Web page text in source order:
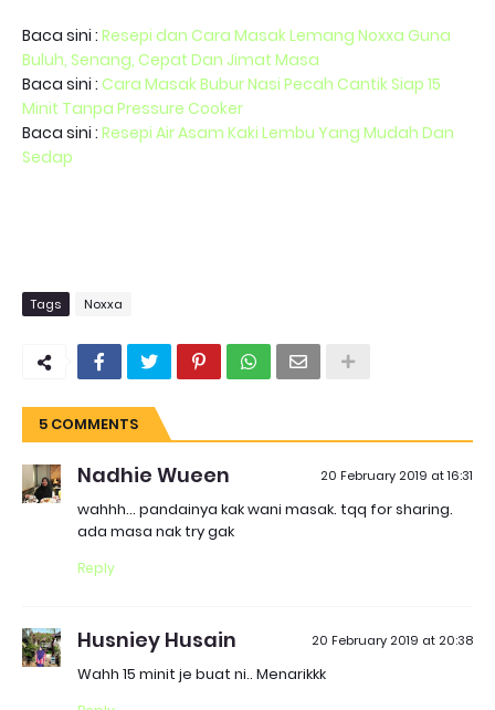
Baca sini : Resepi dan Cara Masak Lemang Noxxa Guna
Buluh, Senang, Cepat Dan Jimat Masa
Baca sini : Cara Masak Bubur Nasi Pecah Cantik Siap 15
Minit Tanpa Pressure Cooker
Baca sini : Resepi Air Asam Kaki Lembu Yang Mudah Dan
Sedap
Tags Noxxa
5 COMMENTS
Nadhie Wueen 20 February 2019 at 16:31
wahhh... pandainya kak wani masak. tqq for sharing.
ada masa nak try gak
Reply
Husniey Husain 20 February 2019 at 20:38
Wahh 15 minit je buat ni.. Menarikkk